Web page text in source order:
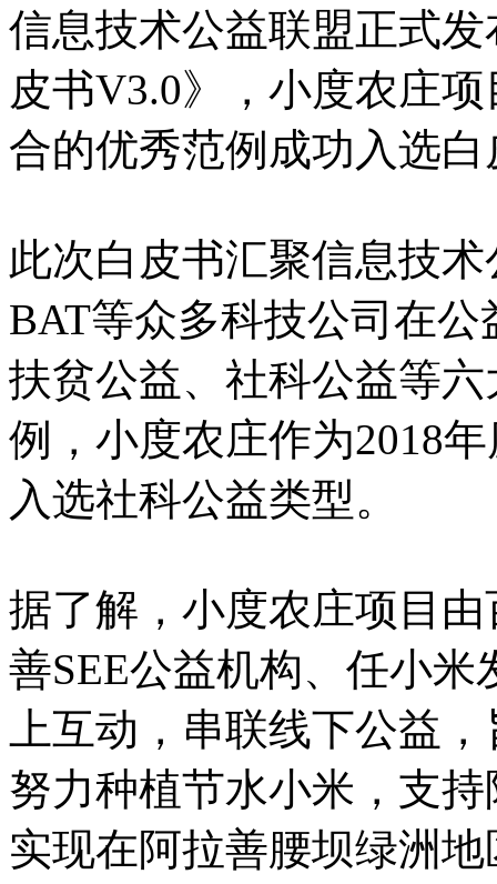
信息技术公益联盟正式
皮书V3.0》，小度农庄
合的优秀范例成功入选白
此次白皮书汇聚信息技
BAT等众多科技公司在
扶贫公益、社科公益等
例，小度农庄作为2018
入选社科公益类型。
据了解，小度农庄项目
善SEE公益机构、任小
上互动，串联线下公益
努力种植节水小米，支
实现在阿拉善腰坝绿洲